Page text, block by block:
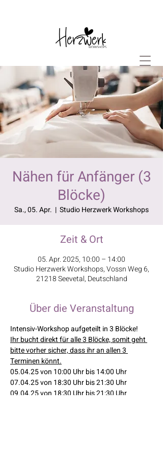
Nähen für Anfänger (3
Blöcke)
Sa., 05. Apr.
  |
Studio Herzwerk Workshops
Zeit & Ort
05. Apr. 2025, 10:00 – 14:00
Studio Herzwerk Workshops, Vossn Weg 6,
21218 Seevetal, Deutschland
Über die Veranstaltung
Intensiv-Workshop aufgeteilt in 3 Blöcke!
Ihr bucht direkt für alle 3 Blöcke, somit geht
bitte vorher sicher, dass ihr an allen 3
Terminen könnt.
05.04.25 von 10:00 Uhr bis 14:00 Uhr
07.04.25 von 18:30 Uhr bis 21:30 Uhr
09.04.25 von 18:30 Uhr bis 21:30 Uhr